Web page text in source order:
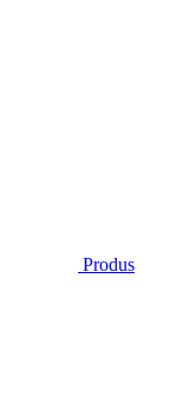
Produs